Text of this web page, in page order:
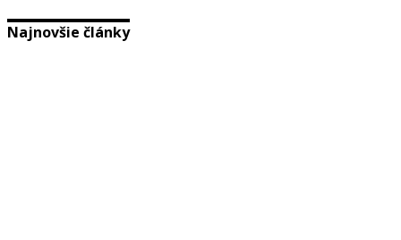
Najnovšie články